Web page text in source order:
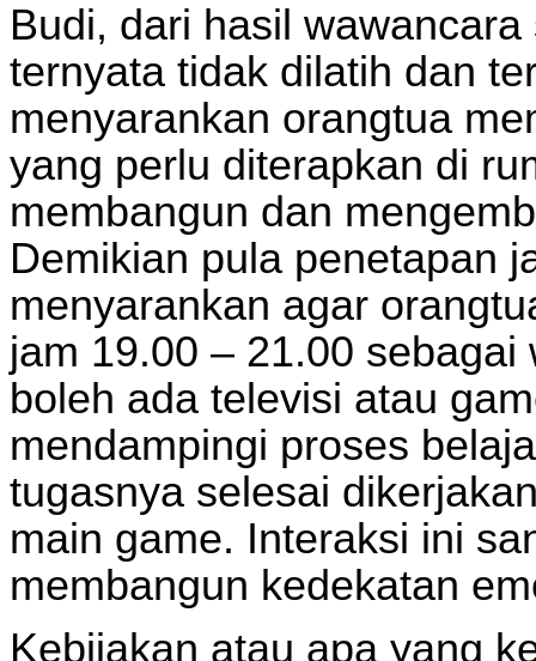
Budi, dari hasil
ternyata tidak dilatih dan
menyarankan orangtua
yang perlu diterapkan di
membangun dan
Demikian pula penetapan
menyarankan agar
jam 19.00 – 21.00
boleh ada televisi atau
mendampingi proses
tugasnya selesai
main game. Interaksi ini
membangun kedekatan
Kebijakan atau apa yang